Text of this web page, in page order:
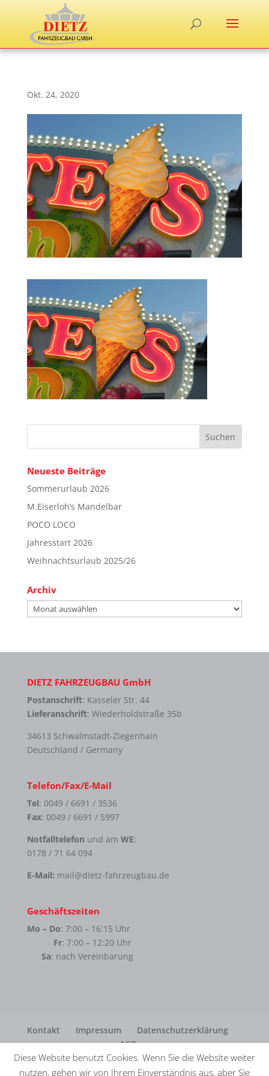
Okt. 24, 2020
Neueste Beiträge
Sommerurlaub 2026
M.Eiserloh’s Mandelbar
POCO LOCO
Jahresstart 2026
Weihnachtsurlaub 2025/26
Archiv
Archiv
DIETZ FAHRZEUGBAU GmbH
Postanschrift: Kasseler Str. 44
Lieferanschrift: Wiederholdstraße 35b
34613 Schwalmstadt-Ziegenhain
Deutschland / Germany
Telefon/Fax/E-Mail
Tel: 0049 / 6691 / 3536
Fax: 0049 / 6691 / 5997
Notfalltelefon und am WE:
0178 / 71 64 094
E-Mail: mail@dietz-fahrzeugbau.de
Geschäftszeiten
Mo – Do: 7:00 – 16:15 Uhr
Fr: 7:00 – 12:20 Uhr
Sa: nach Vereinbarung
Kontakt Impressum
Datenschutzerklärung
AGB
Diese Website benutzt Cookies. Wenn Sie die Website weiter
nutzen, gehen wir von Ihrem Einverständnis aus, aber Sie